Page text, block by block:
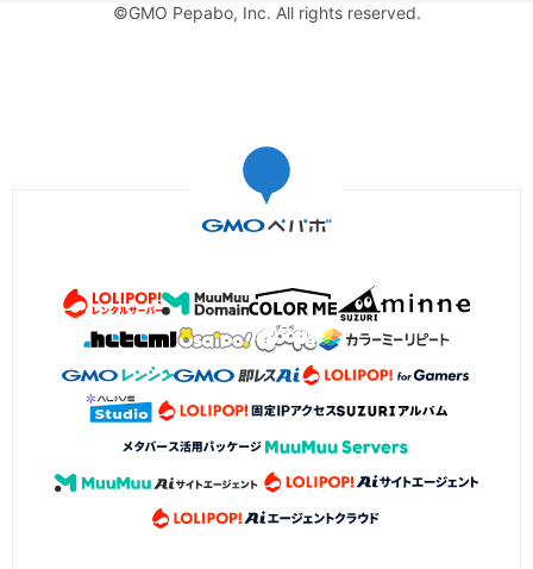
©GMO Pepabo, Inc. All rights reserved.